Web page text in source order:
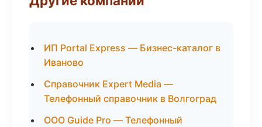
ИП Portal Express — Бизнес-каталог в
Иваново
Справочник Expert Media —
Телефонный справочник в Волгоград
ООО Guide Pro — Телефонный